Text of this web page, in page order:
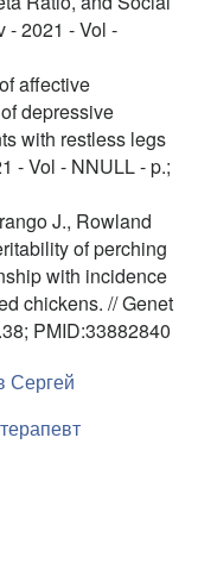
- 2021 - Vol -
affective
depressive
with restless legs
- Vol - NNULL - p.;
J., Rowland
of perching
with incidence
chickens. // Genet
PMID:33882840
Сергей